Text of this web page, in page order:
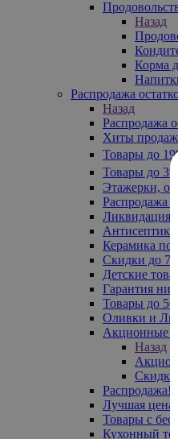
Назад
Корма
Распродажа
Назад
Распродажа
Хиты продаж
Товары до
Товары до
Этажерки,
Распродажа
Ликвидация
Антисептики
Керамика по
Скидки до
Детские
Гарантия
Товары до
Оливки и
Акционные
Назад
Скидка
Распродажа!
Лучшая цена
Товары с
Кухонный